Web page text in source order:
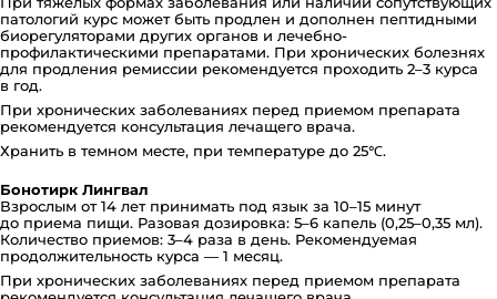
патологий курс может быть продлен и дополнен пептидными
биорегуляторами других органов и лечебно-
профилактическими препаратами. При хронических болезнях
для продления ремиссии рекомендуется проходить 2–3 курса
в год.
При хронических заболеваниях перед приемом препарата
рекомендуется консультация лечащего врача.
Хранить в темном месте, при температуре до 25℃.
Бонотирк Лингвал
Взрослым от 14 лет принимать под язык за 10–15 минут
до приема пищи. Разовая дозировка: 5–6 капель (0,25–0,35 мл).
Количество приемов: 3–4 раза в день. Рекомендуемая
продолжительность курса — 1 месяц.
При хронических заболеваниях перед приемом препарата